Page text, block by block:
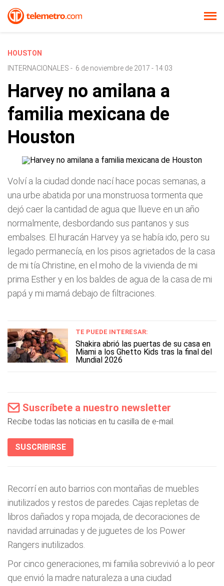
HOUSTON
INTERNACIONALES - 6 de noviembre de 2017 - 14:03
Harvey no amilana a
familia mexicana de
Houston
Volví a la ciudad donde nací hace pocas semanas, a
una urbe abatida por una monstruosa tormenta que
dejó caer la cantidad de agua que llueve en un año
normalmente, desbordando sus pantanos y sus
embalses. El huracán Harvey ya se había ido, pero su
legado permanecía, en los pisos agrietados de la casa
de mi tía Christine, en el moho de la vivienda de mi
prima Esther y en los baldes de agua de la casa de mi
papá y mi mamá debajo de filtraciones.
TE PUEDE INTERESAR:
Shakira abrió las puertas de su casa en
Miami a los Ghetto Kids tras la final del
Mundial 2026
Suscríbete a nuestro newsletter
Recibe todas las noticias en tu casilla de e-mail.
SUSCRIBIRSE
Recorrí en auto barrios con montañas de muebles
inutilizados y restos de paredes. Cajas repletas de
libros dañados y ropa mojada, de decoraciones de
navidad arruinadas y de juguetes de los Power
Rangers inutilizados.
Por cinco generaciones, mi familia sobrevivió a lo peor
que envió la madre naturaleza a una ciudad